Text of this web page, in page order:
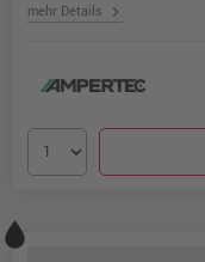
mehr Details chevron_right